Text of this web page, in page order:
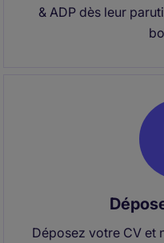
& ADP dès leur
Déposez votre CV et